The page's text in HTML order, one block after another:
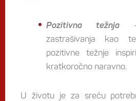
Pozitivna težnja –
zastrašivanja kao
pozitivne težnje
kratkoročno naravno.
U životu je za sreću